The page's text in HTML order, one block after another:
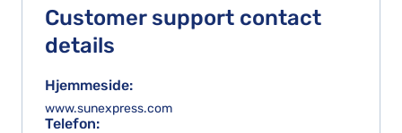
Customer support contact
details
Hjemmeside:
www.sunexpress.com
Telefon: